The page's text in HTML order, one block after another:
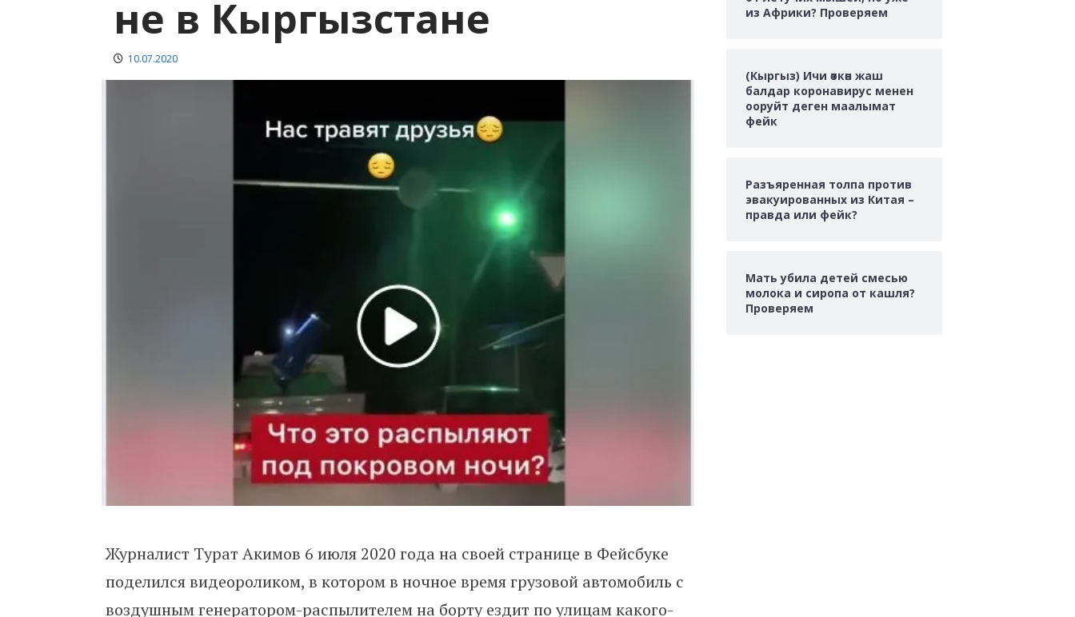
не в Кыргызстане
10.07.2020
Журналист Турат Акимов 6 июля 2020 года на своей странице в Фейсбуке
поделился видеороликом, в котором в ночное время грузовой автомобиль с
воздушным генератором-распылителем на борту ездит по улицам какого-
из Африки? Проверяем
(Кыргыз) Ичи өткөн жаш
балдар коронавирус менен
ооруйт деген маалымат
фейк
Разъяренная толпа против
эвакуированных из Китая –
правда или фейк?
Мать убила детей смесью
молока и сиропа от кашля?
Проверяем